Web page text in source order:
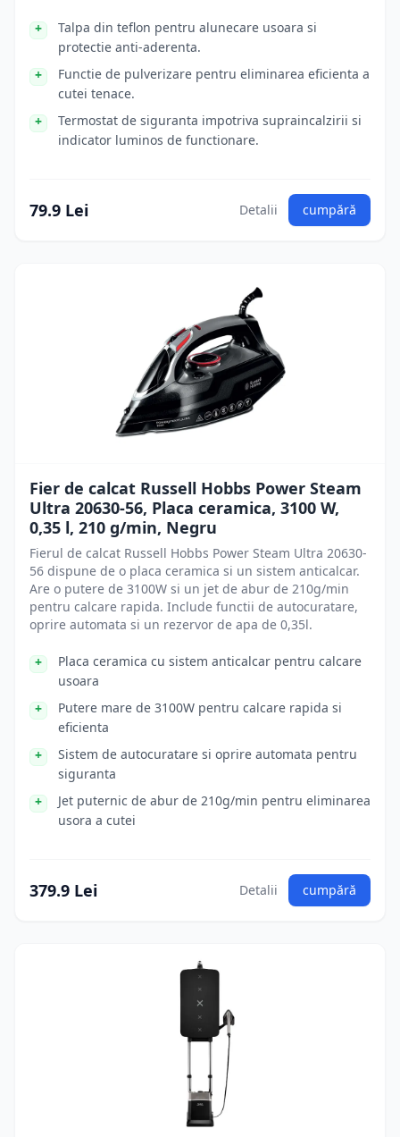
Talpa din teflon pentru alunecare usoara si
protectie anti-aderenta.
Functie de pulverizare pentru eliminarea eficienta a
cutei tenace.
Termostat de siguranta impotriva supraincalzirii si
indicator luminos de functionare.
79.9 Lei Detalii cumpără
Fier de calcat Russell Hobbs Power Steam
Ultra 20630-56, Placa ceramica, 3100 W,
0,35 l, 210 g/min, Negru
Fierul de calcat Russell Hobbs Power Steam Ultra 20630-
56 dispune de o placa ceramica si un sistem anticalcar.
Are o putere de 3100W si un jet de abur de 210g/min
pentru calcare rapida. Include functii de autocuratare,
oprire automata si un rezervor de apa de 0,35l.
Placa ceramica cu sistem anticalcar pentru calcare
usoara
Putere mare de 3100W pentru calcare rapida si
eficienta
Sistem de autocuratare si oprire automata pentru
siguranta
Jet puternic de abur de 210g/min pentru eliminarea
usora a cutei
379.9 Lei Detalii cumpără